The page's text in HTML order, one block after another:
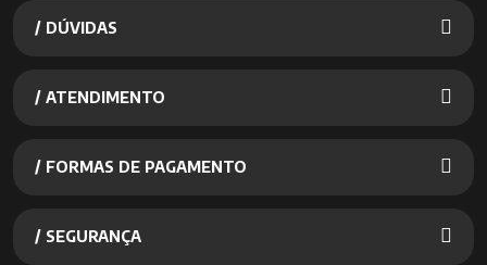
/ DÚVIDAS
/ ATENDIMENTO
/ FORMAS DE PAGAMENTO
/ SEGURANÇA